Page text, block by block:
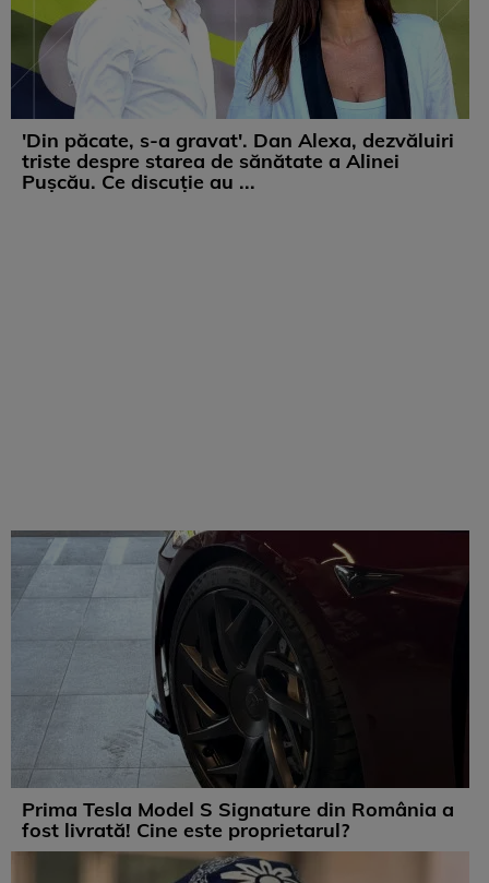
'Din păcate, s-a gravat'. Dan Alexa, dezvăluiri
triste despre starea de sănătate a Alinei
Pușcău. Ce discuție au ...
Prima Tesla Model S Signature din România a
fost livrată! Cine este proprietarul?